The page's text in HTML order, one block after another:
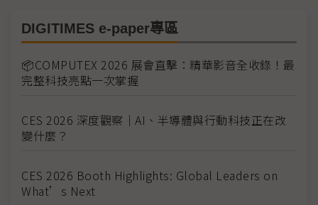
DIGITIMES e-paper專區
📦COMPUTEX 2026 展會直擊：精華影音全收錄！最
完整科技亮點一次掌握
CES 2026 深度觀察｜AI、半導體與行動科技正在改
變什麼？
CES 2026 Booth Highlights: Global Leaders on
What’s Next